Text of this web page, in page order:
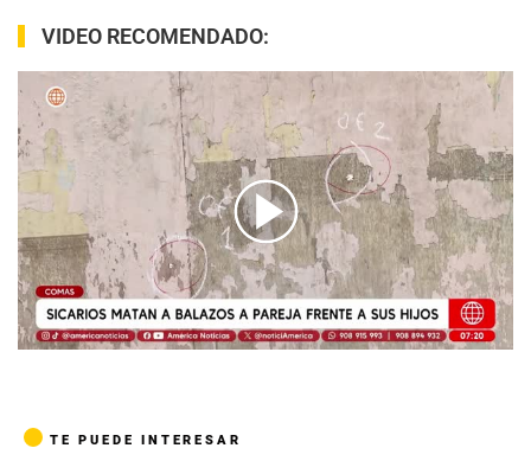
VIDEO RECOMENDADO:
00:00/01:43
TE PUEDE INTERESAR